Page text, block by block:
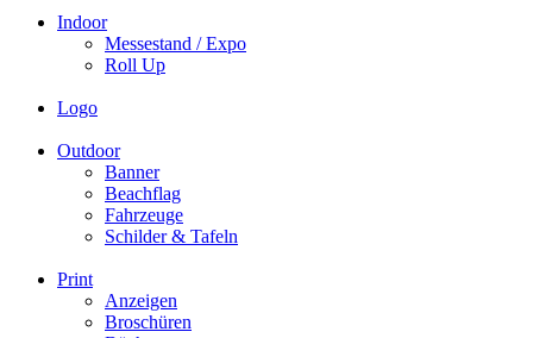
Indoor
Messestand / Expo
Roll Up
Logo
Outdoor
Banner
Beachflag
Fahrzeuge
Schilder & Tafeln
Print
Anzeigen
Broschüren